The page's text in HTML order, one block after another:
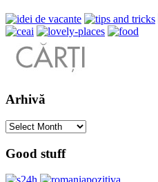
Arhivă
Arhivă
Good stuff